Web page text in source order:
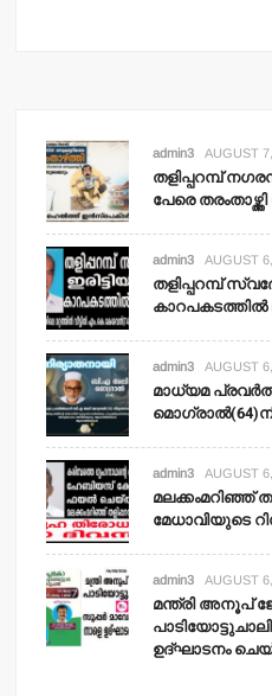
admin3 AUGUST
തളിപ്പറമ്പ്
പേരെ
admin3 AUGUST
തളിപ്പറമ്പ്
കാറപകടത്തില്‍
admin3 AUGUST
മാധ്യമ
admin3 AUGUST
മലക്കംമറിഞ്ഞ്
മേധാവിയുടെ
admin3 AUGUST
മന്ത്രി അനൂപ്
ഉദ്ഘാടനം